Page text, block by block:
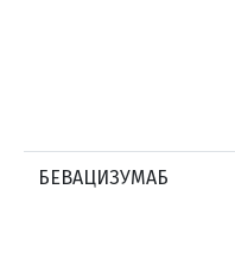
БЕВАЦИЗУМАБ